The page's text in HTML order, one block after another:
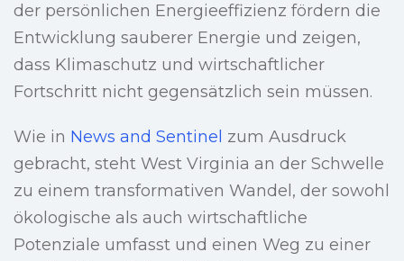
der persönlichen Energieeffizienz fördern die
Entwicklung sauberer Energie und zeigen,
dass Klimaschutz und wirtschaftlicher
Fortschritt nicht gegensätzlich sein müssen.
Wie in News and Sentinel zum Ausdruck
gebracht, steht West Virginia an der Schwelle
zu einem transformativen Wandel, der sowohl
ökologische als auch wirtschaftliche
Potenziale umfasst und einen Weg zu einer